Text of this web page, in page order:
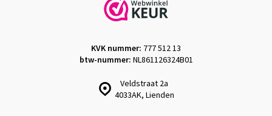
Veldstraat 2a
4033AK, Lienden
KVK nummer: 777 512 13
btw-nummer: NL861126324B01